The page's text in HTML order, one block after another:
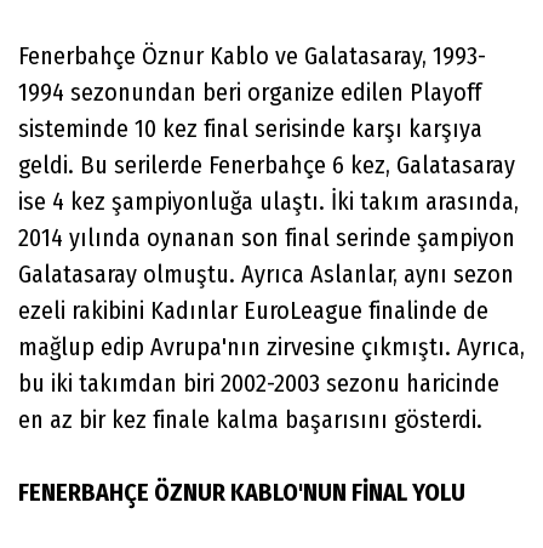
Fenerbahçe Öznur Kablo ve Galatasaray, 1993-
1994 sezonundan beri organize edilen Playoff
sisteminde 10 kez final serisinde karşı karşıya
geldi. Bu serilerde Fenerbahçe 6 kez, Galatasaray
ise 4 kez şampiyonluğa ulaştı. İki takım arasında,
2014 yılında oynanan son final serinde şampiyon
Galatasaray olmuştu. Ayrıca Aslanlar, aynı sezon
ezeli rakibini Kadınlar EuroLeague finalinde de
mağlup edip Avrupa'nın zirvesine çıkmıştı. Ayrıca,
bu iki takımdan biri 2002-2003 sezonu haricinde
en az bir kez finale kalma başarısını gösterdi.
FENERBAHÇE ÖZNUR KABLO'NUN FİNAL YOLU